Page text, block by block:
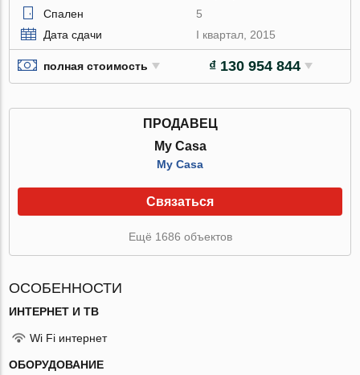
Спален
5
Дата сдачи
I квартал, 2015
полная стоимость ₫ 130 954 844
ПРОДАВЕЦ
My Casa
My Casa
Связаться
Ещё 1686 объектов
ОСОБЕННОСТИ
ИНТЕРНЕТ И ТВ
Wi Fi интернет
ОБОРУДОВАНИЕ